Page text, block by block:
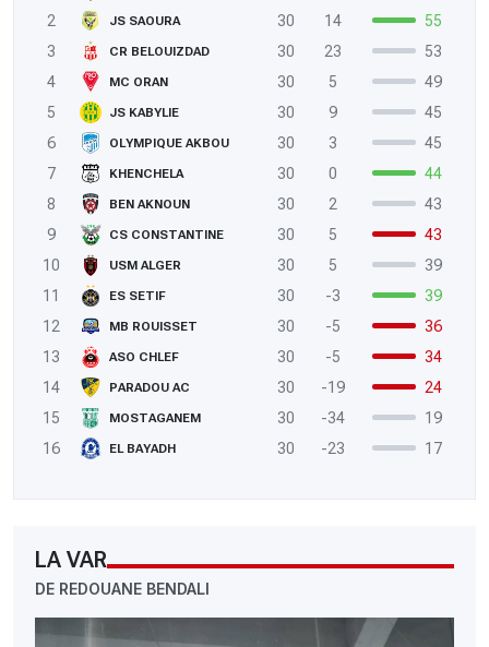
2
JS SAOURA 30 14
55
3
CR BELOUIZDAD 30 23
53
4
MC ORAN 30 5
49
5
JS KABYLIE 30 9
45
6
OLYMPIQUE AKBOU 30 3
45
7
KHENCHELA 30 0
44
8
BEN AKNOUN 30 2
43
9
CS CONSTANTINE 30 5
43
10
USM ALGER 30 5
39
11
ES SETIF 30 -3
39
12
MB ROUISSET 30 -5
36
13
ASO CHLEF 30 -5
34
14
PARADOU AC 30 -19
24
15
MOSTAGANEM 30 -34
19
16
EL BAYADH 30 -23 17
LA VAR
DE REDOUANE BENDALI